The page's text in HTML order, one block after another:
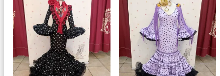
hasta
99,95 €
hasta
99,95 €